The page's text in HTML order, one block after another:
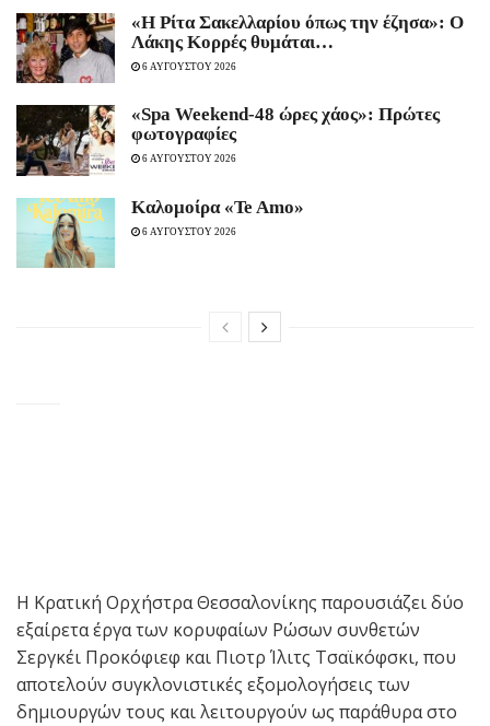
«Η Ρίτα Σακελλαρίου όπως την έζησα»: Ο
Λάκης Κορρές θυμάται…
6 ΑΥΓΟΥΣΤΟΥ 2026
«Spa Weekend-48 ώρες χάος»: Πρώτες
φωτογραφίες
6 ΑΥΓΟΥΣΤΟΥ 2026
Καλομοίρα «Te Amo»
6 ΑΥΓΟΥΣΤΟΥ 2026
Η Κρατική Ορχήστρα Θεσσαλονίκης παρουσιάζει δύο
εξαίρετα έργα των κορυφαίων Ρώσων συνθετών
Σεργκέι Προκόφιεφ και Πιοτρ Ίλιτς Τσαϊκόφσκι, που
αποτελούν συγκλονιστικές εξομολογήσεις των
δημιουργών τους και λειτουργούν ως παράθυρα στο